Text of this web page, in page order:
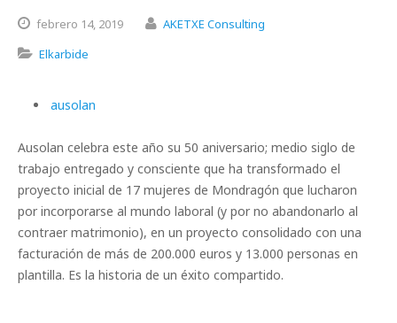
febrero 14, 2019
AKETXE Consulting
Elkarbide
ausolan
Ausolan celebra este año su 50 aniversario; medio siglo de
trabajo entregado y consciente que ha transformado el
proyecto inicial de 17 mujeres de Mondragón que lucharon
por incorporarse al mundo laboral (y por no abandonarlo al
contraer matrimonio), en un proyecto consolidado con una
facturación de más de 200.000 euros y 13.000 personas en
plantilla. Es la historia de un éxito compartido.